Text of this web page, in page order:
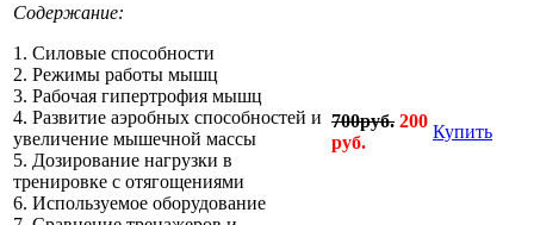
Содержание:
1. Силовые способности
2. Режимы работы мышц
3. Рабочая гипертрофия мышц
4. Развитие аэробных способностей и
увеличение мышечной массы
5. Дозирование нагрузки в
тренировке с отягощениями
6. Используемое оборудование
700руб. 200
руб.
Купить